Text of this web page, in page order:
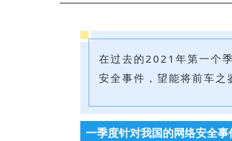
在过去的2021年第一个
安全事件，望能将前车之
一季度针对我国的网络安全事